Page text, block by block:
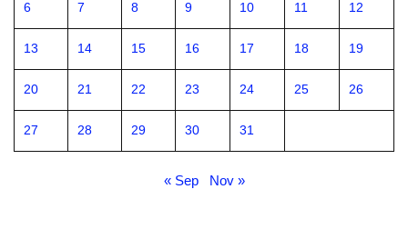
6 7 8 9 10 11 12
13 14 15 16 17 18 19
20 21 22 23 24 25 26
27 28 29 30 31
« Sep Nov »